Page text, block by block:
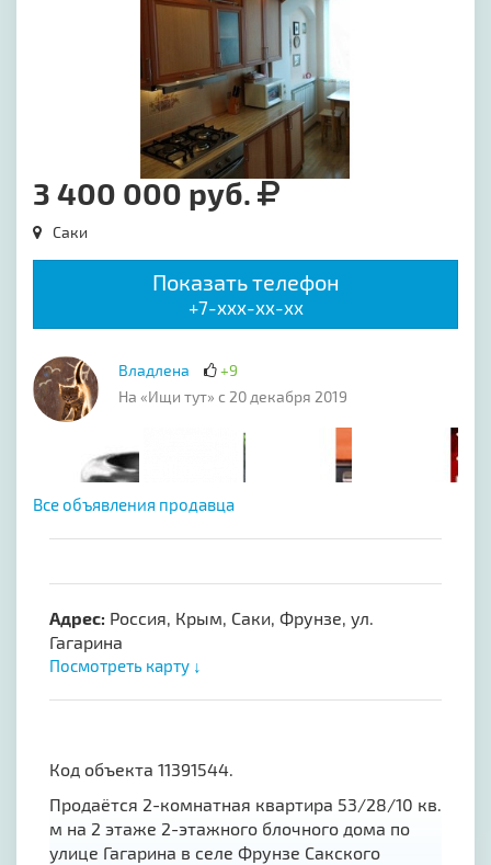
3 400 000 руб.
Саки
Показать телефон
+7-xxx-xx-xx
Владлена
+9
На «Ищи тут» с 20 декабря 2019
Все объявления продавца
Адрес: Россия, Крым, Саки, Фрунзе, ул.
Гагарина
Посмотреть карту ↓
Код объекта 11391544.
Продаётся 2-комнатная квартира 53/28/10 кв.
м на 2 этаже 2-этажного блочного дома по
улице Гагарина в селе Фрунзе Сакского